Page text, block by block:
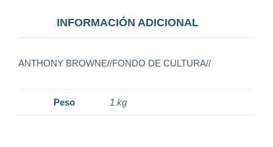
INFORMACIÓN ADICIONAL
ANTHONY BROWNE//FONDO DE CULTURA//
Peso 1 kg